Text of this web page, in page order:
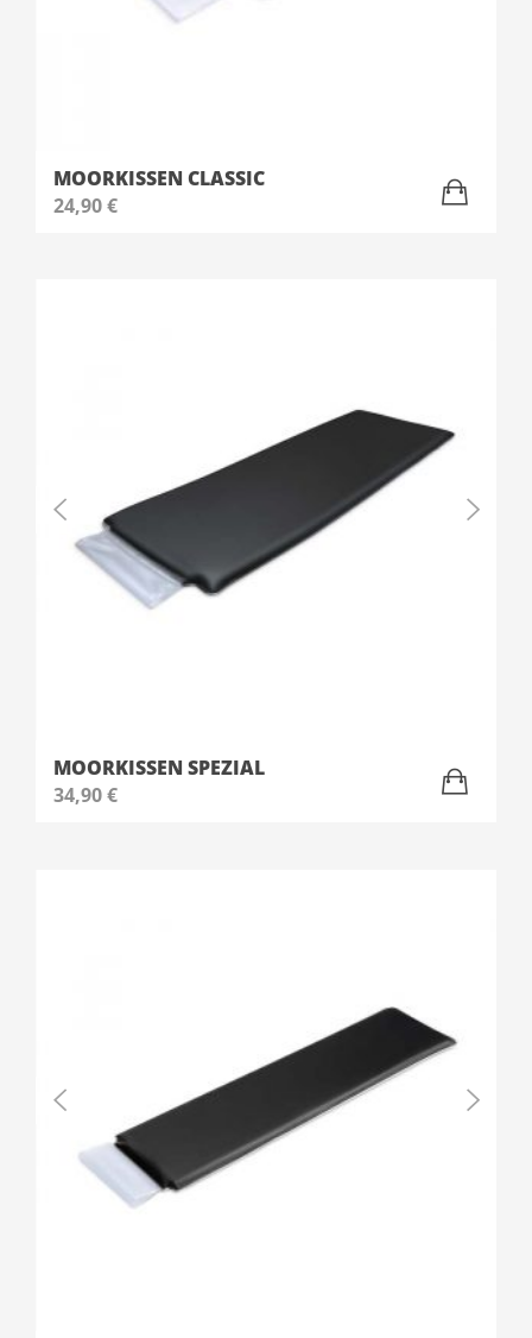
MOORKISSEN CLASSIC
24,90€
MOORKISSEN SPEZIAL
34,90€